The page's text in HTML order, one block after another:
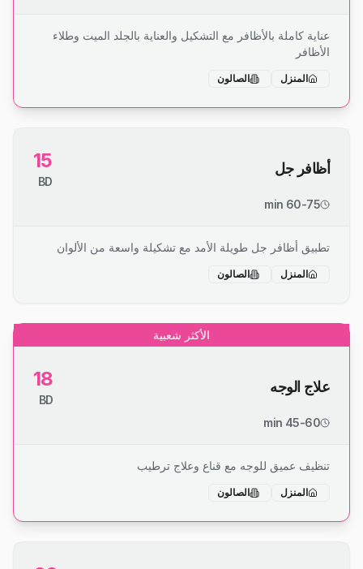
عناية كاملة بالأظافر مع التشكيل والعناية بالجلد الميت وطلاء
الأظافر
المنزل الصالون
أظافر جل 15
BD
60-75 min
تطبيق أظافر جل طويلة الأمد مع تشكيلة واسعة من الألوان
المنزل الصالون
الأكثر شعبية
علاج الوجه 18
BD
45-60 min
تنظيف عميق للوجه مع قناع وعلاج ترطيب
المنزل الصالون